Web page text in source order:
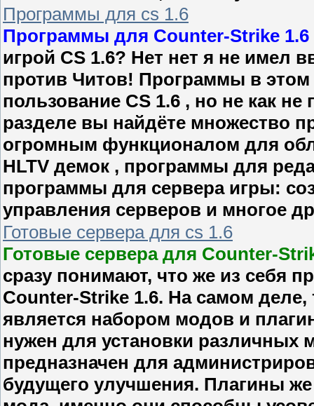
Программы для cs 1.6
Программы для Counter-Strike 1.6
игрой CS 1.6? Нет нет я не имел
против Читов! Программы в этом
пользование CS 1.6 , но не как
разделе вы найдёте множество
огромным функционалом для
HLTV демок , программы для
программы для сервера игры:
управления серверов и многое
Готовые сервера для cs 1.6
Готовые сервера для Counter-
сразу понимают, что же из себя
Counter-Strike 1.6. На самом
является набором модов и
нужен для установки различных
предназначен для
будущего улучшения. Плагины